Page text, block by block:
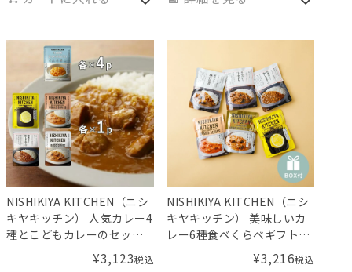
NISHIKIYA KITCHEN（ニシ
キヤキッチン） 人気カレー4
種とこどもカレーのセット
（5種8食セット）／Aming
オリジナルセット
¥3,123税込
NISHIKIYA KITCHEN（ニシ
キヤキッチン） 美味しいカ
レー6種食べくらべギフト
【ギフトボックス入り】／
Amingオリジナルセット
¥3,216税込